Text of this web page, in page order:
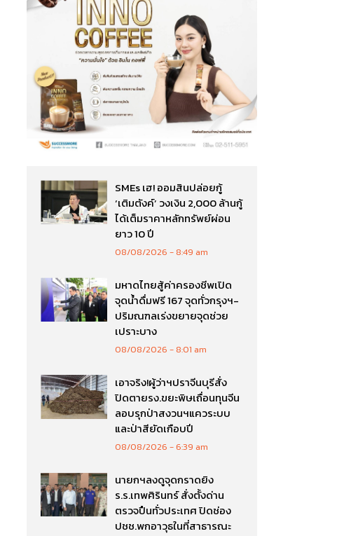
SMEs เฮ! ออมสินปล่อยกู้
‘เติมตังค์’ วงเงิน 2,000 ล้านกู้
ได้เต็มราคาหลักทรัพย์ผ่อน
ยาว 10 ปี
08/08/2026 8:49 am
มหาดไทยสู้ค่าครองชีพเปิด
จุดน้ำดื่มฟรี 167 จุดทั่วกรุงฯ-
ปริมณฑลเร่งขยายจุดช่วย
เปราะบาง
08/08/2026 8:01 am
เอาจริง!ผู้ว่าฯปราจีนบุรีสั่ง
ปิดตายรง.ขยะพิษเถื่อนทุนจีน
ลอบรุกป่าสงวนฯแควระบบ
และป่าสียัดเกือบปี
08/08/2026 6:39 am
นายกฯลงดูจุดกราดยิง
ร.ร.เทพศิรินทร์ สั่งตั้งด่าน
ตรวจปืนทั่วประเทศ ปิดช่อง
ปชช.พกอาวุธในที่สาธารณะ